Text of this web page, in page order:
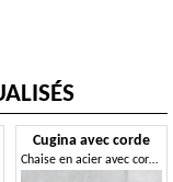
Cugina avec corde
Chaise en acier avec corde tressée pour usage extérieur